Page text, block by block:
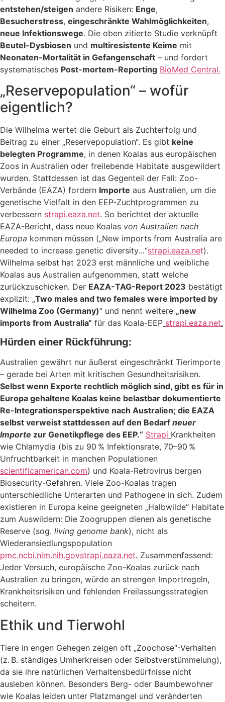
entstehen/steigen andere Risiken: Enge,
Besucherstress, eingeschränkte Wahlmöglichkeiten,
neue Infektionswege. Die oben zitierte Studie verknüpft
Beutel-Dysbiosen und multiresistente Keime mit
Neonaten-Mortalität in Gefangenschaft – und fordert
systematisches Post-mortem-Reporting BioMed Central.
„Reservepopulation“ – wofür
eigentlich?
Die Wilhelma wertet die Geburt als Zuchterfolg und
Beitrag zu einer „Reservepopulation“. Es gibt keine
belegten Programme, in denen Koalas aus europäischen
Zoos in Australien oder freilebende Habitate ausgewildert
wurden. Stattdessen ist das Gegenteil der Fall: Zoo-
Verbände (EAZA) fordern Importe aus Australien, um die
genetische Vielfalt in den EEP-Zuchtprogrammen zu
verbessern strapi.eaza.net. So berichtet der aktuelle
EAZA-Bericht, dass neue Koalas von Australien nach
Europa kommen müssen („New imports from Australia are
needed to increase genetic diversity…“strapi.eaza.net).
Wilhelma selbst hat 2023 erst männliche und weibliche
Koalas aus Australien aufgenommen, statt welche
zurückzuschicken. Der EAZA-TAG-Report 2023 bestätigt
explizit: „Two males and two females were imported by
Wilhelma Zoo (Germany)“ und nennt weitere „new
imports from Australia“ für das Koala-EEP strapi.eaza.net.
Hürden einer Rückführung:
Australien gewährt nur äußerst eingeschränkt Tierimporte
– gerade bei Arten mit kritischen Gesundheitsrisiken.
Selbst wenn Exporte rechtlich möglich sind, gibt es für in
Europa gehaltene Koalas keine belastbar dokumentierte
Re-Integrationsperspektive nach Australien; die EAZA
selbst verweist stattdessen auf den Bedarf neuer
Importe zur Genetikpflege des EEP.“ Strapi Krankheiten
wie Chlamydia (bis zu 90 % Infektionsrate, 70–90 %
Unfruchtbarkeit in manchen Populationen
scientificamerican.com) und Koala-Retrovirus bergen
Biosecurity-Gefahren. Viele Zoo-Koalas tragen
unterschiedliche Unterarten und Pathogene in sich. Zudem
existieren in Europa keine geeigneten „Halbwilde“ Habitate
zum Auswildern: Die Zoogruppen dienen als genetische
Reserve (sog. living genome bank), nicht als
Wiederansiedlungspopulation
pmc.ncbi.nlm.nih.govstrapi.eaza.net. Zusammenfassend:
Jeder Versuch, europäische Zoo-Koalas zurück nach
Australien zu bringen, würde an strengen Importregeln,
Krankheitsrisiken und fehlenden Freilassungsstrategien
scheitern.
Ethik und Tierwohl
Tiere in engen Gehegen zeigen oft „Zoochose“-Verhalten
(z. B. ständiges Umherkreisen oder Selbstverstümmelung),
da sie ihre natürlichen Verhaltensbedürfnisse nicht
ausleben können. Besonders Berg- oder Baumbewohner
wie Koalas leiden unter Platzmangel und veränderten